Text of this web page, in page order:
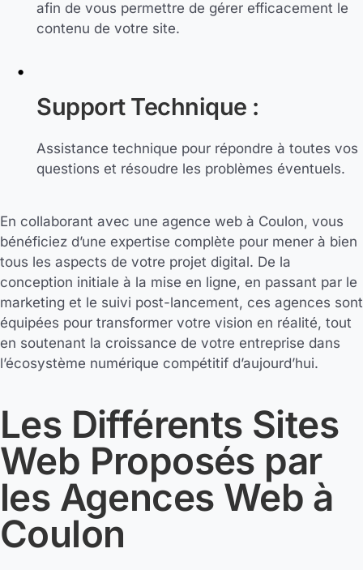
afin de vous permettre de gérer efficacement le
contenu de votre site.
Support Technique :
Assistance technique pour répondre à toutes vos
questions et résoudre les problèmes éventuels.
En collaborant avec une agence web à Coulon, vous
bénéficiez d’une expertise complète pour mener à bien
tous les aspects de votre projet digital. De la
conception initiale à la mise en ligne, en passant par le
marketing et le suivi post-lancement, ces agences sont
équipées pour transformer votre vision en réalité, tout
en soutenant la croissance de votre entreprise dans
l’écosystème numérique compétitif d’aujourd’hui.
Les Différents Sites
Web Proposés par
les Agences Web à
Coulon